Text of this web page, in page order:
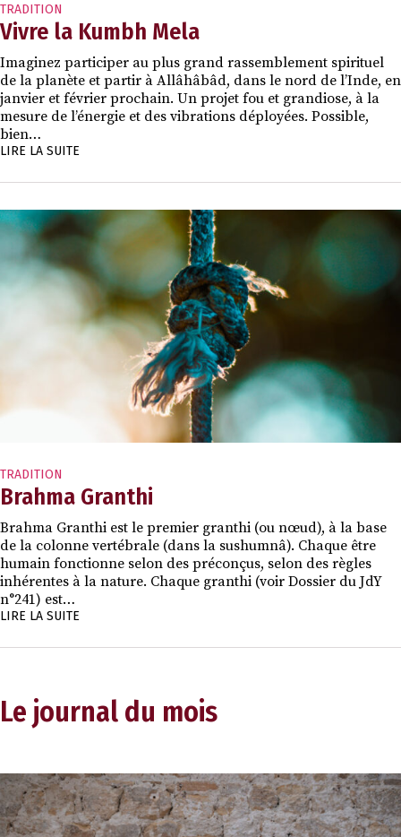
TRADITION
Vivre la Kumbh Mela
Imaginez participer au plus grand rassemblement spirituel
de la planète et partir à Allâhâbâd, dans le nord de l’Inde, en
janvier et février prochain. Un projet fou et grandiose, à la
mesure de l’énergie et des vibrations déployées. Possible,
bien…
LIRE LA SUITE
TRADITION
Brahma Granthi
Brahma Granthi est le premier granthi (ou nœud), à la base
de la colonne vertébrale (dans la sushumnâ). Chaque être
humain fonctionne selon des préconçus, selon des règles
inhérentes à la nature. Chaque granthi (voir Dossier du JdY
n°241) est…
LIRE LA SUITE
Le journal du mois